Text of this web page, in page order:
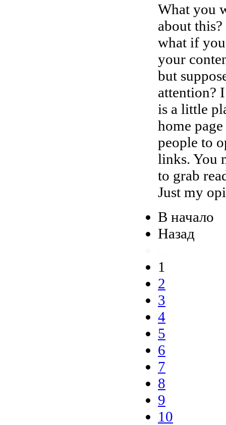
What you
about this?
what if
your
but
attention?
is a little
home
people to
links. You
to grab
Just my
В начало
Назад
1
2
3
4
5
6
7
8
9
10